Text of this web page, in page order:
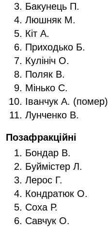
Бакунець П.
Люшняк М.
Кіт А.
Приходько Б.
Кулініч О.
Поляк В.
Мінько С.
Іванчук А. (помер)
Лунченко В.
Позафракційні
Бондар В.
Буймістер Л.
Лерос Г.
Кондратюк О.
Соха Р.
Савчук О.